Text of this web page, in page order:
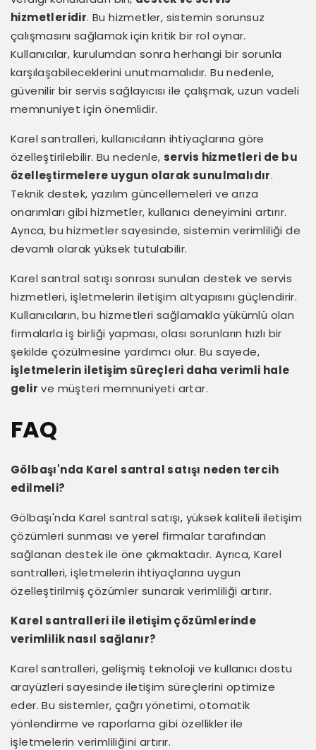
hizmetleridir. Bu hizmetler, sistemin sorunsuz
çalışmasını sağlamak için kritik bir rol oynar.
Kullanıcılar, kurulumdan sonra herhangi bir sorunla
karşılaşabileceklerini unutmamalıdır. Bu nedenle,
güvenilir bir servis sağlayıcısı ile çalışmak, uzun vadeli
memnuniyet için önemlidir.
Karel santralleri, kullanıcıların ihtiyaçlarına göre
özelleştirilebilir. Bu nedenle, servis hizmetleri de bu
özelleştirmelere uygun olarak sunulmalıdır.
Teknik destek, yazılım güncellemeleri ve arıza
onarımları gibi hizmetler, kullanıcı deneyimini artırır.
Ayrıca, bu hizmetler sayesinde, sistemin verimliliği de
devamlı olarak yüksek tutulabilir.
Karel santral satışı sonrası sunulan destek ve servis
hizmetleri, işletmelerin iletişim altyapısını güçlendirir.
Kullanıcıların, bu hizmetleri sağlamakla yükümlü olan
firmalarla iş birliği yapması, olası sorunların hızlı bir
şekilde çözülmesine yardımcı olur. Bu sayede,
işletmelerin iletişim süreçleri daha verimli hale
gelir ve müşteri memnuniyeti artar.
FAQ
Gölbaşı'nda Karel santral satışı neden tercih
edilmeli?
Gölbaşı'nda Karel santral satışı, yüksek kaliteli iletişim
çözümleri sunması ve yerel firmalar tarafından
sağlanan destek ile öne çıkmaktadır. Ayrıca, Karel
santralleri, işletmelerin ihtiyaçlarına uygun
özelleştirilmiş çözümler sunarak verimliliği artırır.
Karel santralleri ile iletişim çözümlerinde
verimlilik nasıl sağlanır?
Karel santralleri, gelişmiş teknoloji ve kullanıcı dostu
arayüzleri sayesinde iletişim süreçlerini optimize
eder. Bu sistemler, çağrı yönetimi, otomatik
yönlendirme ve raporlama gibi özellikler ile
işletmelerin verimliliğini artırır.